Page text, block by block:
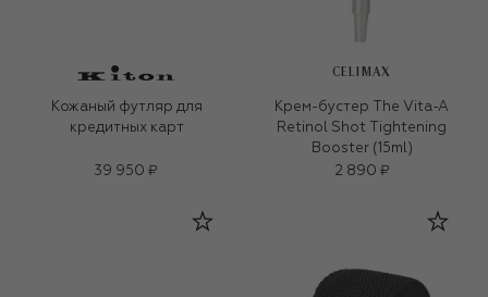
Кожаный футляр для
кредитных карт
39 950 ₽
CELIMAX
Крем-бустер The Vita-A
Retinol Shot Tightening
Booster (15ml)
2 890 ₽